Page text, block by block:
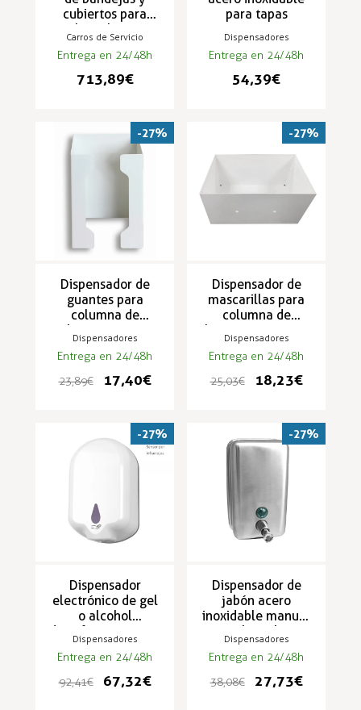
cubiertos para
hostelería
670x590x1320mm
CB-CU
Carros de Servicio
Entrega en 24/48h
713,89 €
para tapas
Dispensadores
Entrega en 24/48h
54,39 €
Dispensador de
guantes para
columna de
higienización
Dispensadores
Entrega en 24/48h
23,89 €
17,40 €
-27%
Dispensador de
mascarillas para
columna de
higienización CHB
Dispensadores
Entrega en 24/48h
25,03 €
18,23 €
-27%
Dispensador
electrónico de gel
o alcohol
desinfectante para
manos
Dispensadores
Entrega en 24/48h
92,41 €
67,32 €
-27%
Dispensador de
jabón acero
inoxidable manual
para hostelería
Dispensadores
Entrega en 24/48h
38,08 €
27,73 €
-27%